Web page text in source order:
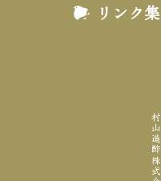
リンク集